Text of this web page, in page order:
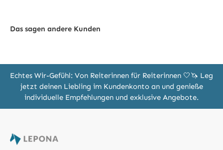
Das sagen andere Kunden
Echtes Wir-Gefühl: Von Reiterinnen für Reiterinnen 🤍🦄 Leg
jetzt deinen Liebling im Kundenkonto an und genieße
individuelle Empfehlungen und exklusive Angebote.